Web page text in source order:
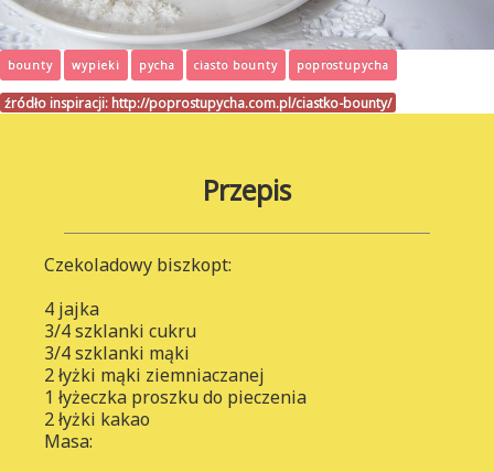
bounty wypieki pycha ciasto bounty poprostupycha
źródło inspiracji: http://poprostupycha.com.pl/ciastko-bounty/
Przepis
Czekoladowy biszkopt:
4 jajka
3/4 szklanki cukru
3/4 szklanki mąki
2 łyżki mąki ziemniaczanej
1 łyżeczka proszku do pieczenia
2 łyżki kakao
Masa: